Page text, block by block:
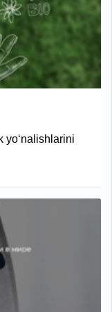
yo‘nalishlarini